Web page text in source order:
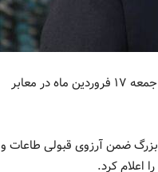
رئیس پلیس راهور تهران بزرگ از اعمال محدودیت‌های ترافیکی از ساعت ۸ صبح روز جمعه ۱۷ فروردین ماه در معابر
ضمن آرزوی قبولی طاعات و